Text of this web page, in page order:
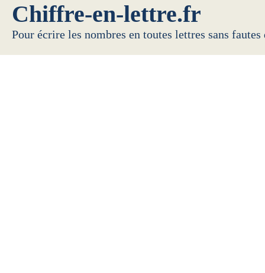
Chiffre-en-lettre.fr
Pour écrire les nombres en toutes lettres sans